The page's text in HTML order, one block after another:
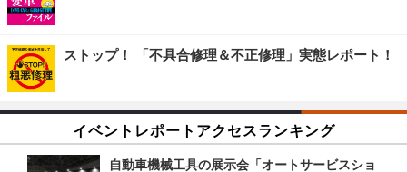
ストップ！ 「不具合修理＆不正修理」実態レポート！
イベントレポートアクセスランキング
自動車機械工具の展示会「オートサービスショ